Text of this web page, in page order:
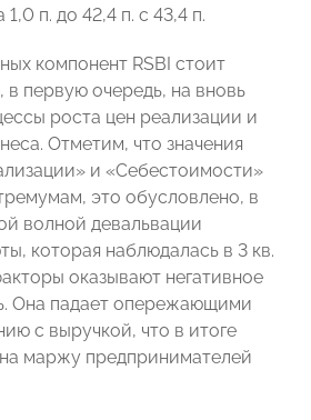
1,0 п. до 42,4 п. с 43,4 п.
компонент RSBI стоит
первую очередь, на вновь
роста цен реализации и
Отметим, что значения
и «Себестоимости»
это обусловлено, в
волной девальвации
которая наблюдалась в 3 кв.
оказывают негативное
Она падает опережающими
с выручкой, что в итоге
маржу предпринимателей